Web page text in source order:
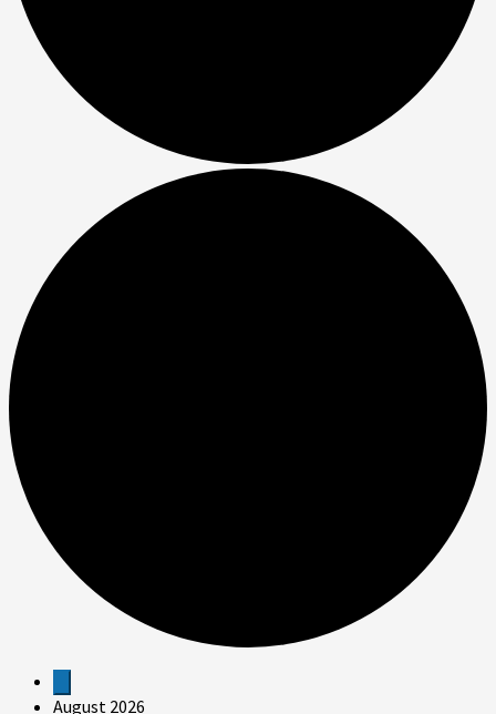
Veranstaltungen
August 2026